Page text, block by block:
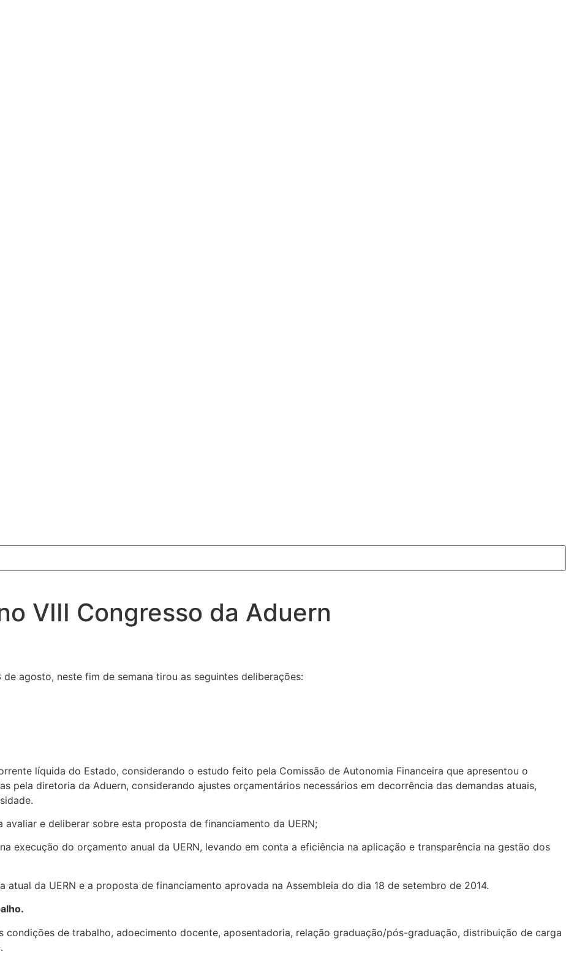
VIII Congresso da Aduern
agosto, neste fim de semana tirou as seguintes deliberações:
líquida do Estado, considerando o estudo feito pela Comissão de Autonomia Financeira que apresentou o
pela diretoria da Aduern, considerando ajustes orçamentários necessários em decorrência das demandas atuais,
e deliberar sobre esta proposta de financiamento da UERN;
execução do orçamento anual da UERN, levando em conta a eficiência na aplicação e transparência na gestão dos
da UERN e a proposta de financiamento aprovada na Assembleia do dia 18 de setembro de 2014.
condições de trabalho, adoecimento docente, aposentadoria, relação graduação/pós-graduação, distribuição de carga